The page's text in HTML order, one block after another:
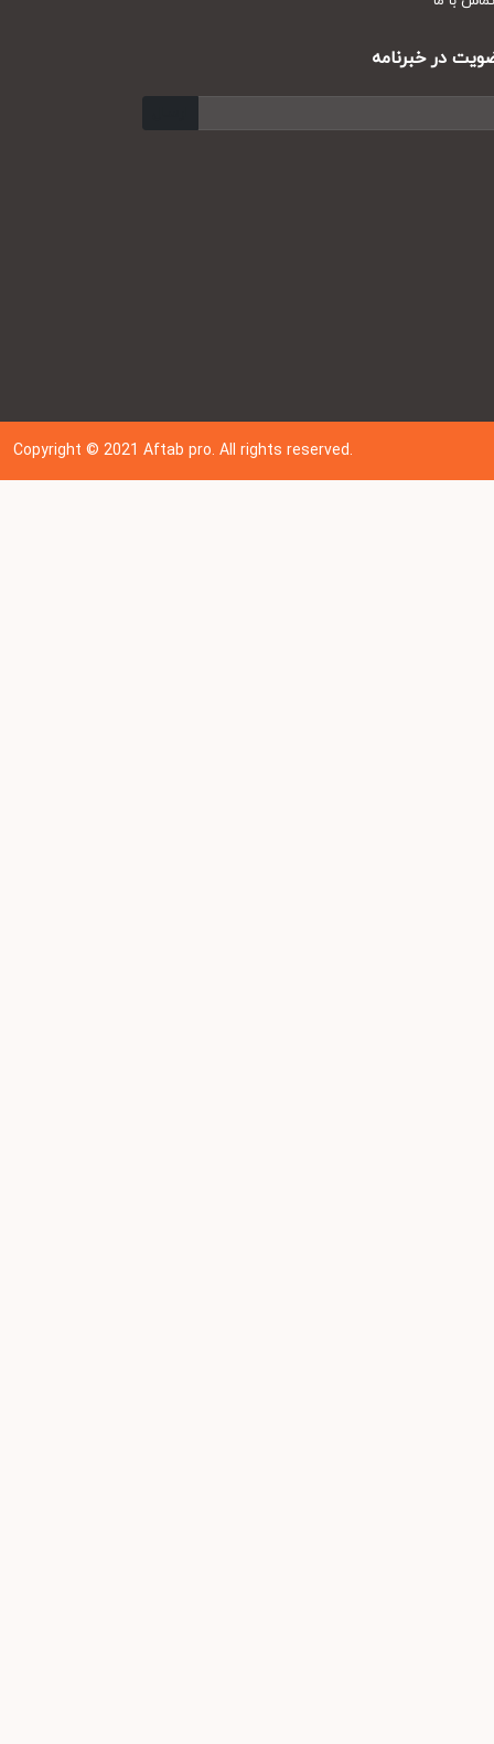
در خبرنامه
Copyright © 202 1Aftab pro. All rights reserved.